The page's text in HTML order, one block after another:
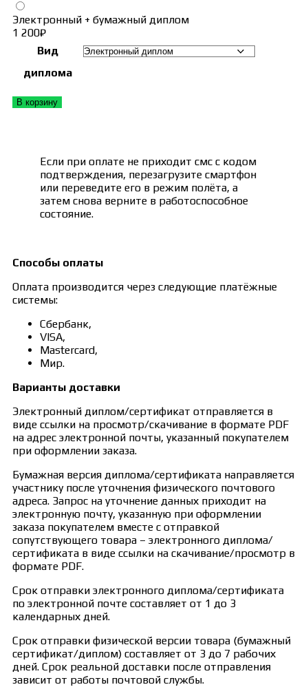
Электронный + бумажный диплом
1 200₽
Вид
диплома
В корзину
Если при оплате не приходит смс с кодом
подтверждения, перезагрузите смартфон
или переведите его в режим полёта, а
затем снова верните в работоспособное
состояние.
Способы оплаты
Оплата производится через следующие платёжные
системы:
Сбербанк,
VISA,
Mastercard,
Мир.
Варианты доставки
Электронный диплом/сертификат отправляется в
виде ссылки на просмотр/скачивание в формате PDF
на адрес электронной почты, указанный покупателем
при оформлении заказа.
Бумажная версия диплома/сертификата направляется
участнику после уточнения физического почтового
адреса. Запрос на уточнение данных приходит на
электронную почту, указанную при оформлении
заказа покупателем вместе с отправкой
сопутствующего товара – электронного диплома/
сертификата в виде ссылки на скачивание/просмотр в
формате PDF.
Срок отправки электронного диплома/сертификата
по электронной почте составляет от 1 до 3
календарных дней.
Срок отправки физической версии товара (бумажный
сертификат/диплом) составляет от 3 до 7 рабочих
дней. Срок реальной доставки после отправления
зависит от работы почтовой службы.